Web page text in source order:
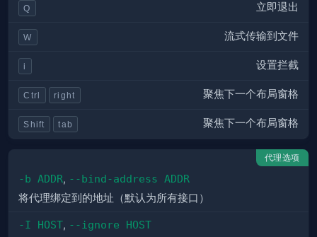
Q 立即退出
W 流式传输到文件
i 设置拦截
Ctrl right 聚焦下一个布局窗格
Shift tab 聚焦下一个布局窗格
代理选项
-b ADDR, --bind-address ADDR
将代理绑定到的地址（默认为所有接口）
-I HOST, --ignore HOST